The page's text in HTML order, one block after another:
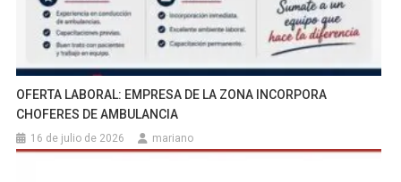
OFERTA LABORAL: EMPRESA DE LA ZONA INCORPORA
CHOFERES DE AMBULANCIA
16 de julio de 2026 mariano